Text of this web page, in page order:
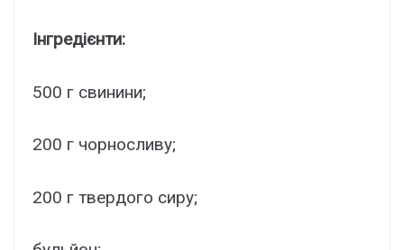
Інгредієнти:
500 г свинини;
200 г чорносливу;
200 г твердого сиру;